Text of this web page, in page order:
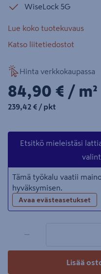
WiseLock 5G
Lue koko tuotekuvaus
Katso liitetiedostot
Hinta verkkokaupassa
84,90€/m²
84,90 € / m²
239,42€/pkt
239,42 € / pkt
Etsitkö mieleistäsi
Tämä työkalu vaatii
hyväksymisen.
Avaa evästeasetukset
−
Lisää